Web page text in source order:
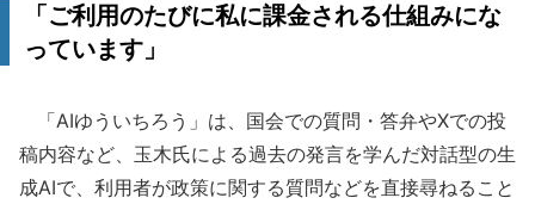
「ご利用のたびに私に課金される仕組みにな
っています」
「AIゆういちろう」は、国会での質問・答弁やXでの投
稿内容など、玉木氏による過去の発言を学んだ対話型の生
成AIで、利用者が政策に関する質問などを直接尋ねること